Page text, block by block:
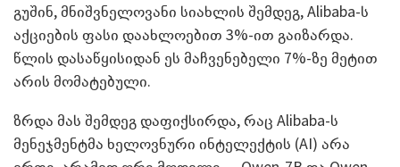
გუშინ, მნიშვნელოვანი სიახლის შემდეგ, Alibaba-ს
აქციების ფასი დაახლოებით 3%-ით გაიზარდა.
წლის დასაწყისიდან ეს მაჩვენებელი 7%-ზე მეტით
არის მომატებული.
ზრდა მას შემდეგ დაფიქსირდა, რაც Alibaba-ს
მენეჯმენტმა ხელოვნური ინტელექტის (AI) არა